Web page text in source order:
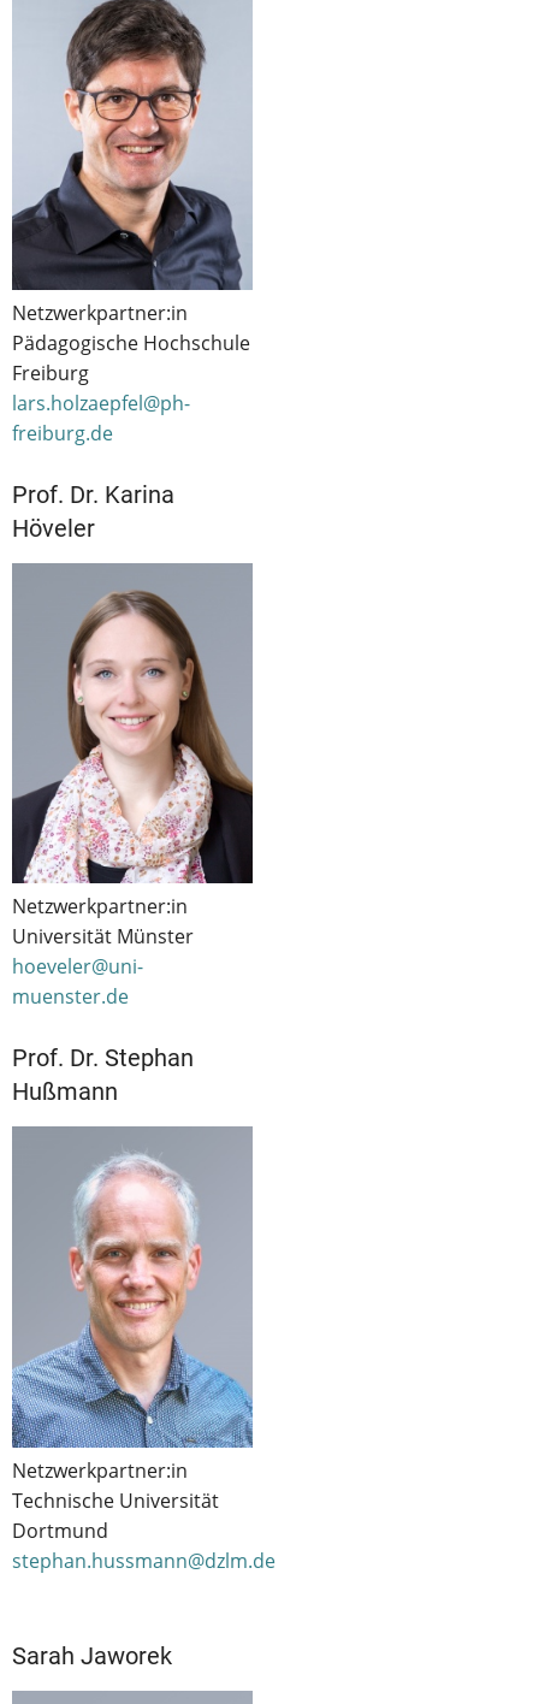
Netzwerkpartner:in
Pädagogische Hochschule
Freiburg
lars.holzaepfel@ph-
freiburg.de
Prof. Dr. Karina
Höveler
Netzwerkpartner:in
Universität Münster
hoeveler@uni-
muenster.de
Prof. Dr. Stephan
Hußmann
Netzwerkpartner:in
Technische Universität
Dortmund
stephan.hussmann@dzlm.de
Sarah Jaworek